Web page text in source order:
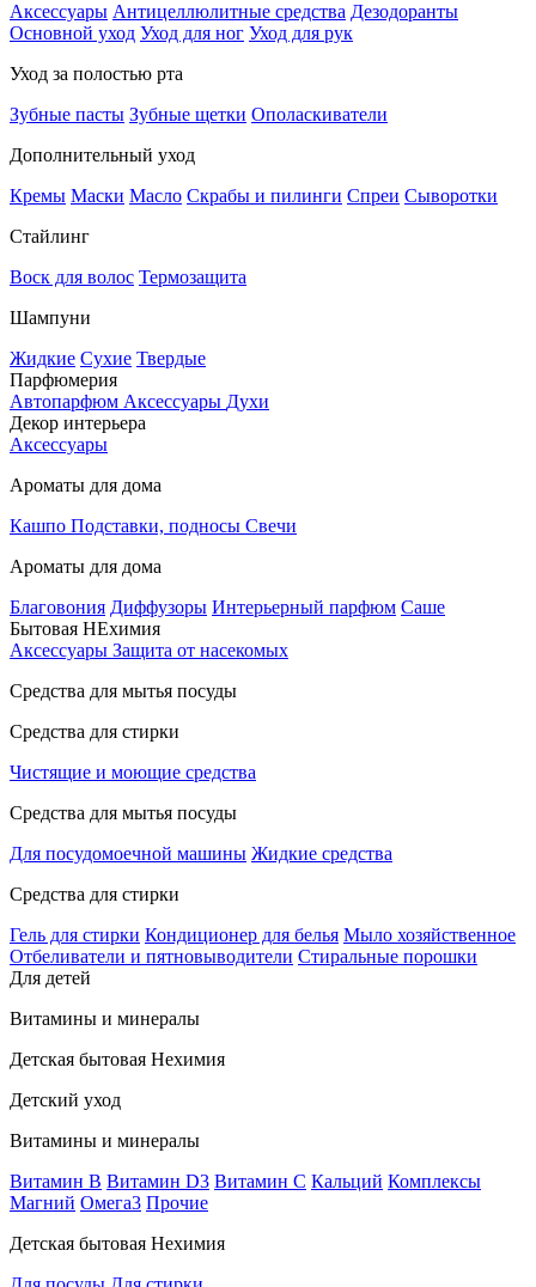
Аксессуары Антицеллюлитные средства Дезодоранты
Основной уход Уход для ног Уход для рук
Уход за полостью рта
Зубные пасты Зубные щетки Ополаскиватели
Дополнительный уход
Кремы Маски Масло Скрабы и пилинги Спреи Сыворотки
Стайлинг
Воск для волос Термозащита
Шампуни
Жидкие Сухие Твердые
Парфюмерия
Автопарфюм Аксессуары Духи
Декор интерьера
Аксессуары
Ароматы для дома
Кашпо Подставки, подносы Свечи
Ароматы для дома
Благовония Диффузоры Интерьерный парфюм Саше
Бытовая НЕхимия
Аксессуары Защита от насекомых
Средства для мытья посуды
Средства для стирки
Чистящие и моющие средства
Средства для мытья посуды
Для посудомоечной машины Жидкие средства
Средства для стирки
Гель для стирки Кондиционер для белья Мыло хозяйственное
Отбеливатели и пятновыводители Стиральные порошки
Для детей
Витамины и минералы
Детская бытовая Нехимия
Детский уход
Витамины и минералы
Витамин В Витамин D3 Витамин С Кальций Комплексы
Магний Омега3 Прочие
Детская бытовая Нехимия